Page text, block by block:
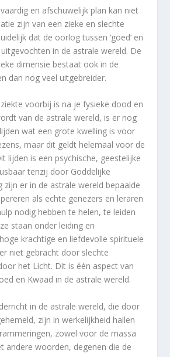
en afschuwelijk plan kan niet
zijn van een zieke en slechte
dat de oorlog tussen ‘goed’ en
uitgevochten in de astrale wereld. De
dimensie bestaat ook in de
dan nog veel uitgebreider.
voorbij is na je fysieke dood en
van de astrale wereld, is er nog
wat een grote kwelling is voor
maar dit geldt helemaal voor de
lijden is een psychische, geestelijke
tenzij door Goddelijke
zijn er in de astrale wereld bepaalde
als echte genezers en leraren
nodig hebben te helen, te leiden
staan onder leiding en
krachtige en liefdevolle spirituele
niet gebracht door slechte
het Licht. Dit is één aspect van
en Kwaad in de astrale wereld.
in de astrale wereld, die door
zijn in werkelijkheid hallen
zowel voor de massa
andere woorden, degenen die de